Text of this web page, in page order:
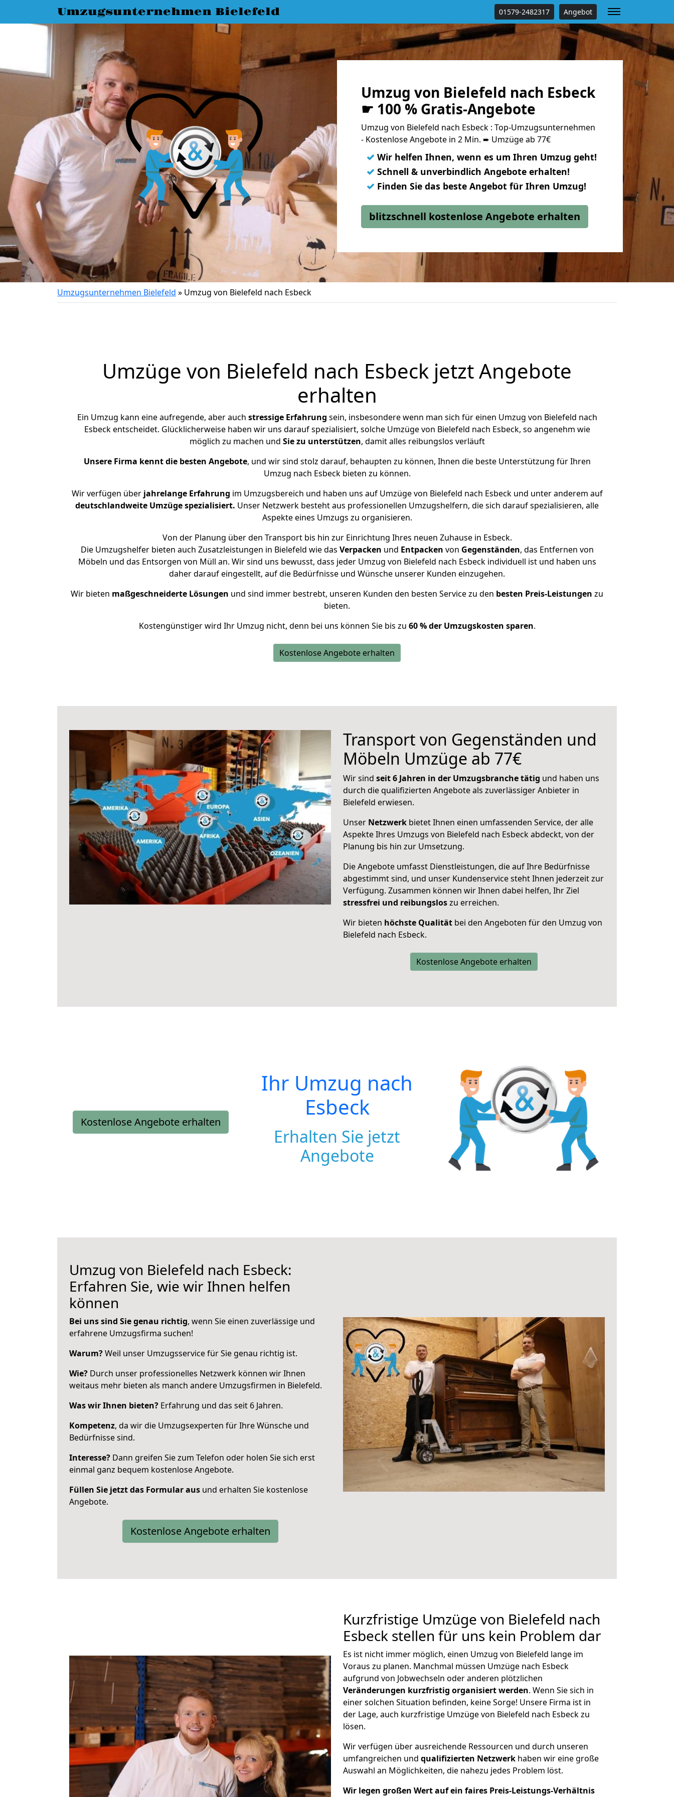
Umzugsunternehmen Bielefeld 01579-2482317 Angebot
Umzug von Bielefeld nach Esbeck
☛ 100 % Gratis-Angebote
Umzug von Bielefeld nach Esbeck : Top-Umzugsunternehmen
- Kostenlose Angebote in 2 Min. ➨ Umzüge ab 77€
✓ Wir helfen Ihnen, wenn es um Ihren Umzug geht!
✓ Schnell & unverbindlich Angebote erhalten!
✓ Finden Sie das beste Angebot für Ihren Umzug!
blitzschnell kostenlose Angebote erhalten
Umzugsunternehmen Bielefeld » Umzug von Bielefeld nach Esbeck
Umzüge von Bielefeld nach Esbeck jetzt Angebote
erhalten
Ein Umzug kann eine aufregende, aber auch stressige Erfahrung sein, insbesondere wenn man sich für einen Umzug von Bielefeld nach
Esbeck entscheidet. Glücklicherweise haben wir uns darauf spezialisiert, solche Umzüge von Bielefeld nach Esbeck, so angenehm wie
möglich zu machen und Sie zu unterstützen, damit alles reibungslos verläuft
Unsere Firma kennt die besten Angebote, und wir sind stolz darauf, behaupten zu können, Ihnen die beste Unterstützung für Ihren
Umzug nach Esbeck bieten zu können.
Wir verfügen überjahrelange Erfahrung im Umzugsbereich und haben uns auf Umzüge von Bielefeld nach Esbeck und unter anderem auf
deutschlandweite Umzüge spezialisiert. Unser Netzwerk besteht aus professionellen Umzugshelfern, die sich darauf spezialisieren, alle
Aspekte eines Umzugs zu organisieren.
Von der Planung über den Transport bis hin zur Einrichtung Ihres neuen Zuhause in Esbeck.
Die Umzugshelfer bieten auch Zusatzleistungen in Bielefeld wie das Verpacken und Entpacken von Gegenständen, das Entfernen von
Möbeln und das Entsorgen von Müll an. Wir sind uns bewusst, dass jeder Umzug von Bielefeld nach Esbeck individuell ist und haben uns
daher darauf eingestellt, auf die Bedürfnisse und Wünsche unserer Kunden einzugehen.
Wir bieten maßgeschneiderte Lösungen und sind immer bestrebt, unseren Kunden den besten Service zu den besten Preis-Leistungen zu
bieten.
Kostengünstiger wird Ihr Umzug nicht, denn bei uns können Sie bis zu 60 % der Umzugskosten sparen.
Kostenlose Angebote erhalten
Transport von Gegenständen und
Möbeln Umzüge ab 77€
Wir sind seit 6 Jahren in der Umzugsbranche tätig und haben uns
durch die qualifizierten Angebote als zuverlässiger Anbieter in
Bielefeld erwiesen.
Unser Netzwerk bietet Ihnen einen umfassenden Service, der alle
Aspekte Ihres Umzugs von Bielefeld nach Esbeck abdeckt, von der
Planung bis hin zur Umsetzung.
Die Angebote umfasst Dienstleistungen, die auf Ihre Bedürfnisse
abgestimmt sind, und unser Kundenservice steht Ihnen jederzeit zur
Verfügung. Zusammen können wir Ihnen dabei helfen, Ihr Ziel
stressfrei und reibungsloszu erreichen.
Wir bieten höchste Qualität bei den Angeboten für den Umzug von
Bielefeld nach Esbeck.
Kostenlose Angebote erhalten
Kostenlose Angebote erhalten
Ihr Umzug nach
Esbeck
Erhalten Sie jetzt
Angebote
Umzug von Bielefeld nach Esbeck:
Erfahren Sie, wie wir Ihnen helfen
können
Bei uns sind Sie genau richtig, wenn Sie einen zuverlässige und
erfahrene Umzugsfirma suchen!
Warum?Weil unser Umzugsservice für Sie genau richtig ist.
Wie? Durch unser professionelles Netzwerk können wir Ihnen
weitaus mehr bieten als manch andere Umzugsfirmen in Bielefeld.
Was wir Ihnen bieten? Erfahrung und das seit 6 Jahren.
Kompetenz, da wir die Umzugsexperten für Ihre Wünsche und
Bedürfnisse sind.
Interesse? Dann greifen Sie zum Telefon oder holen Sie sich erst
einmal ganz bequem kostenlose Angebote.
Füllen Sie jetzt das Formular aus und erhalten Sie kostenlose
Angebote.
Kostenlose Angebote erhalten
Kurzfristige Umzüge von Bielefeld nach
Esbeck stellen für uns kein Problem dar
Es ist nicht immer möglich, einen Umzug von Bielefeld lange im
Voraus zu planen. Manchmal müssen Umzüge nach Esbeck
aufgrund von Jobwechseln oder anderen plötzlichen
Veränderungen kurzfristig organisiert werden. Wenn Sie sich in
einer solchen Situation befinden, keine Sorge! Unsere Firma ist in
der Lage, auch kurzfristige Umzüge von Bielefeld nach Esbeck zu
lösen.
Wir verfügen über ausreichende Ressourcen und durch unseren
umfangreichen und qualifizierten Netzwerk haben wir eine große
Auswahl an Möglichkeiten, die nahezu jedes Problem löst.
Wir legen großen Wert auf ein faires Preis-Leistungs-Verhältnis